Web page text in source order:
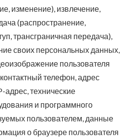
изменение), извлечение,
(распространение,
трансграничная передача),
своих персональных данных,
пользователя
телефон, адрес
адрес, технические
и программного
пользователем, данные
о браузере пользователя